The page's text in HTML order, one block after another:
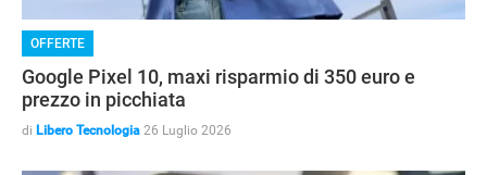
OFFERTE
Google Pixel 10, maxi risparmio di 350 euro e
prezzo in picchiata
di Libero Tecnologia 26 Luglio 2026